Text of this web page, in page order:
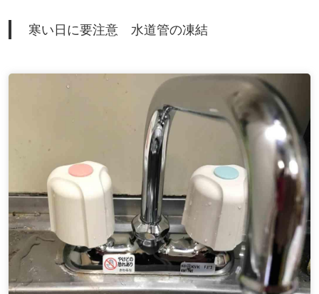
寒い日に要注意 水道管の凍結